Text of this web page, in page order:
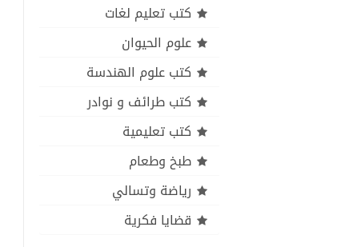
كتب تعليم لغات
علوم الحيوان
كتب علوم الهندسة
كتب طرائف و نوادر
كتب تعليمية
طبخ وطعام
رياضة وتسالي
قضايا فكرية